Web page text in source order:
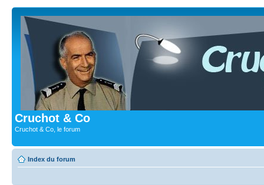
Cruchot & Co
Cruchot & Co, le forum
Index du forum